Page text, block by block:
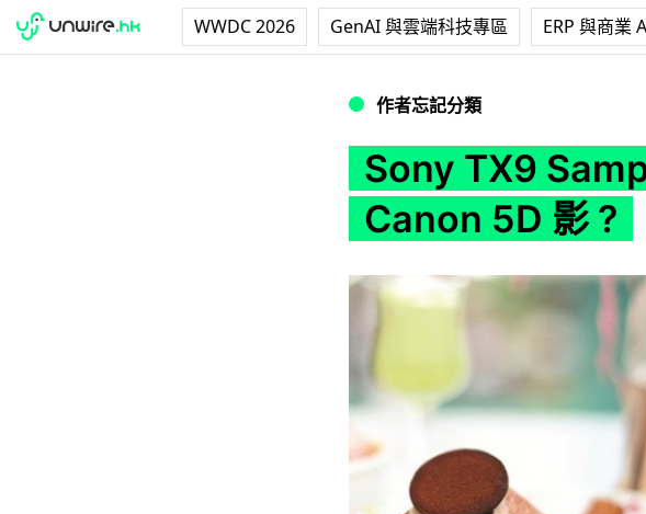
WWDC 2026 GenAI 與雲端科技專區 ERP 與商業
作者忘記分類
Sony TX9
Canon 5D 影 ?